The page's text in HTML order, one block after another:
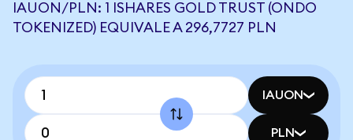
IAUON/PLN: 1 ISHARES GOLD TRUST (ONDO
TOKENIZED) EQUIVALE A 296,7727 PLN
IAUON
PLN